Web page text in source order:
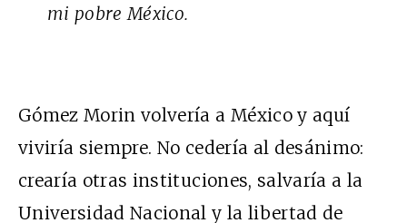
mi pobre México.
Gómez Morin volvería a México y aquí
viviría siempre. No cedería al desánimo:
crearía otras instituciones, salvaría a la
Universidad Nacional y la libertad de